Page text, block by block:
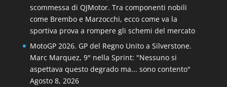
scommessa di QJMotor. Tra componenti nobili
come Brembo e Marzocchi, ecco come va la
sportiva prova a rompere gli schemi del mercato
MotoGP 2026. GP del Regno Unito a Silverstone.
Marc Marquez, 9° nella Sprint: "Nessuno si
aspettava questo degrado ma... sono contento"
Agosto 8, 2026